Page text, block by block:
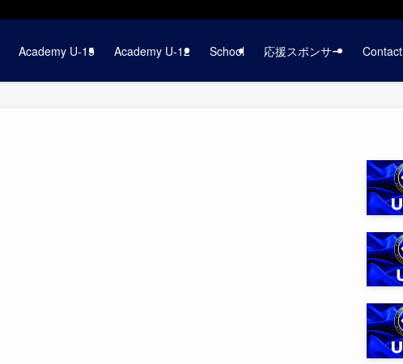
Academy U-15 Academy U-12 School 応援スポンサー Contact